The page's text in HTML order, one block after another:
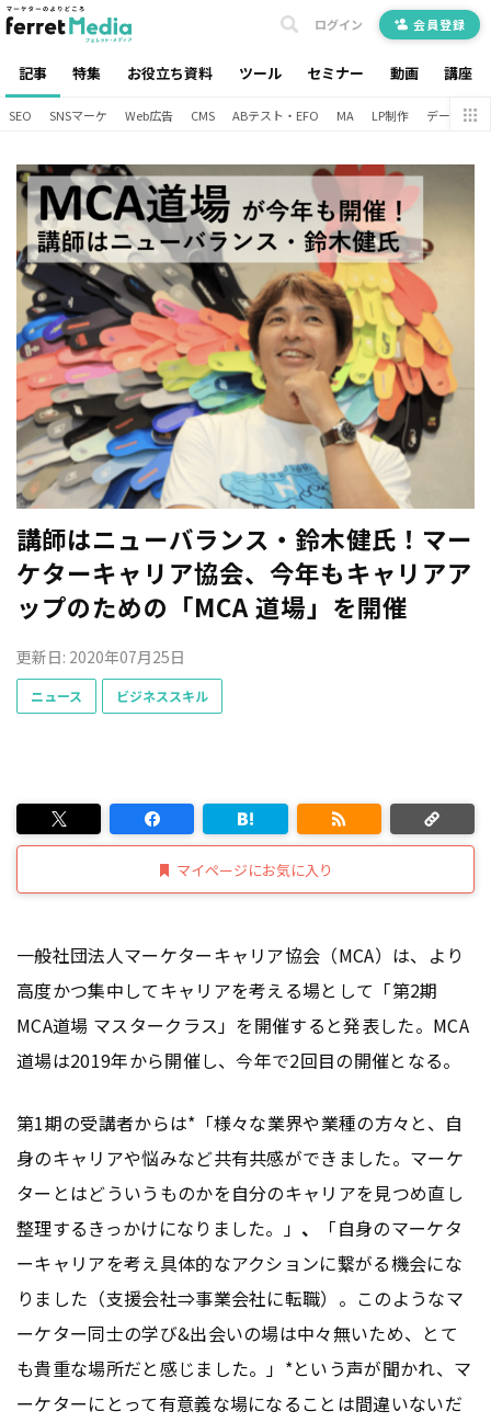
記事 特集 お役立ち資料 ツール セミナー 動画 講座
ログイン 会員登録
SEO SNSマーケ Web広告 CMS ABテスト・EFO MA LP制作 データ分析
講師はニューバランス・鈴木健氏！マー
ケターキャリア協会、今年もキャリアア
ップのための「MCA 道場」を開催
更新日: 2020年07月25日
ニュース ビジネススキル
マイページにお気に入り
一般社団法人マーケターキャリア協会（MCA）は、より
高度かつ集中してキャリアを考える場として「第2期
MCA道場 マスタークラス」を開催すると発表した。MCA
道場は2019年から開催し、今年で2回目の開催となる。
第1期の受講者からは*「様々な業界や業種の方々と、自
身のキャリアや悩みなど共有共感ができました。マーケ
ターとはどういうものかを自分のキャリアを見つめ直し
整理するきっかけになりました。」、
「自身のマーケタ
ーキャリアを考え具体的なアクションに繋がる機会にな
りました（支援会社⇒事業会社に転職）。このようなマ
ーケター同士の学び&出会いの場は中々無いため、とて
も貴重な場所だと感じました。」*という声が聞かれ、マ
ーケターにとって有意義な場になることは間違いないだ